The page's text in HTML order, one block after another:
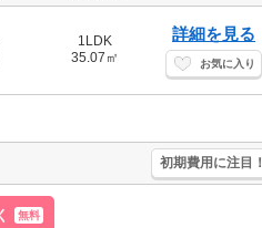
1LDK
35.07㎡
詳細を見る
お気に入り
初期費用に注目！
無料